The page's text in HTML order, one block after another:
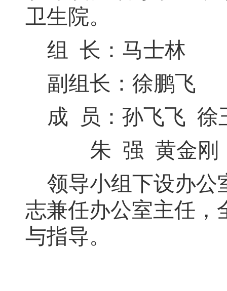
卫生院。
组
长： 马士林
副组长： 徐鹏飞
成
员： 孙飞飞 徐
朱 强 黄金刚
领导小组下设办公
志兼任办公室主任 ，
与指导。